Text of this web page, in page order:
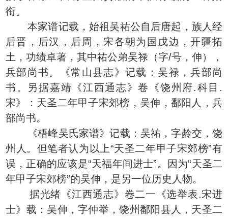
衔。
本家谱记载，始祖吴祐公自后唐起，族人经
后晋，后汉，后周，宋各朝为国戊边，开疆拓
土，功绩卓著，其中祐公弟吴禄（字/号，伸），
兵部尚书。《常山县志》记载：吴禄，兵部尚
书。另据嘉靖《江西通志》卷《饶州府.科目.
宋》：天圣二年甲子宋郊榜，吴伸，鄱阳人，兵
部尚书。
《梧峰吴氏家谱》记载：吴祐，字龄交，饶
州人。但笔者认为以上“天圣二年甲子宋郊榜”有
误，正确的应该是“天福年间进士”。因为“天圣二
年甲子宋郊榜”的吴伸，是另一位历史人物。
据光绪《江西通志》卷二一《选举表.宋进
士》载：吴伸，字仲举，饶州鄱阳县人，天圣二